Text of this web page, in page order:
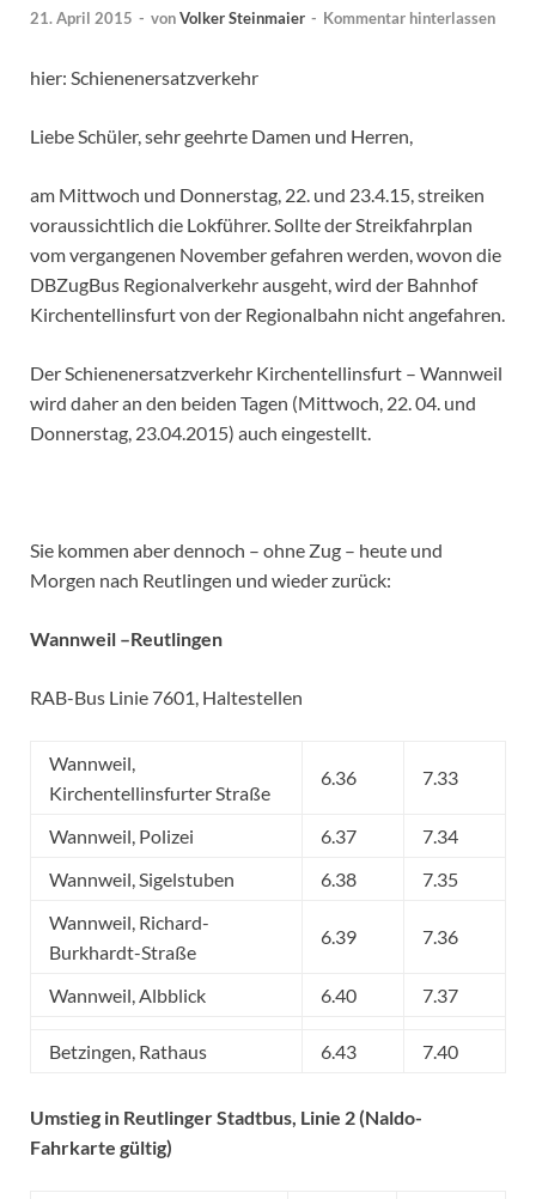
21. April 2015 - vonVolker Steinmaier - Kommentar hinterlassen
hier: Schienenersatzverkehr
Liebe Schüler, sehr geehrte Damen und Herren,
am Mittwoch und Donnerstag, 22. und 23.4.15, streiken
voraussichtlich die Lokführer. Sollte der Streikfahrplan
vom vergangenen November gefahren werden, wovon die
DBZugBus Regionalverkehr ausgeht, wird der Bahnhof
Kirchentellinsfurt von der Regional­bahn nicht angefahren.
Der Schienenersatzverkehr Kirchentellinsfurt – Wannweil
wird daher an den beiden Tagen (Mittwoch, 22. 04. und
Donnerstag, 23.04.2015) auch eingestellt.
Sie kommen aber dennoch – ohne Zug – heute und
Morgen nach Reutlingen und wieder zurück:
Wannweil –Reutlingen
RAB-Bus Linie 7601, Haltestellen
Wannweil,
Kirchentellinsfurter Straße
6.36 7.33
Wannweil, Polizei 6.37
7.34
Wannweil, Sigelstuben
6.38
7.35
Wannweil, Richard-
Burkhardt-Straße
6.39 7.36
Wannweil, Albblick 6.40 7.37
Betzingen, Rathaus 6.43 7.40
Umstieg in Reutlinger Stadtbus, Linie 2 (Naldo-
Fahrkarte gültig)